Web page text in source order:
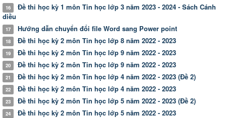
16 Đề thi học kỳ 1 môn Tin học lớp 3 năm 2023 - 2024 - Sách Cánh
diều
17 Hướng dẫn chuyển đổi file Word sang Power point
18 Đề thi học kỳ 2 môn Tin học lớp 8 năm 2022 - 2023
19 Đề thi học kỳ 2 môn Tin học lớp 9 năm 2022 - 2023
20 Đề thi học kỳ 2 môn Tin học lớp 9 năm 2022 - 2023
21 Đề thi học kỳ 2 môn Tin học lớp 4 năm 2022 - 2023 (Đề 2)
22 Đề thi học kỳ 2 môn Tin học lớp 4 năm 2022 - 2023
23 Đề thi học kỳ 2 môn Tin học lớp 5 năm 2022 - 2023 (Đề 2)
24 Đề thi học kỳ 2 môn Tin học lớp 5 năm 2022 - 2023